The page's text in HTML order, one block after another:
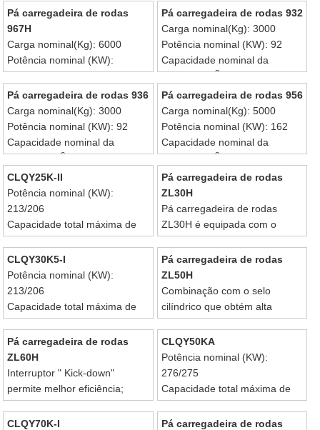
caçamba(m ): 1.45
Pá carregadeira de rodas
967H
Carga nominal(Kg): 6000
Potência nominal (KW):
174.5/179
Capacidade nominal da
caçamba(m ): 3.5
Pá carregadeira de rodas 932
Carga nominal(Kg): 3000
Potência nominal (KW): 92
Capacidade nominal da
caçamba(m3): 1.7
Pá carregadeira de rodas 936
Carga nominal(Kg): 3000
Potência nominal (KW): 92
Capacidade nominal da
caçamba(m3): 1.7
Pá carregadeira de rodas 956
Carga nominal(Kg): 5000
Potência nominal (KW): 162
Capacidade nominal da
caçamba(m3): 3.0
CLQY25K-II
Potência nominal (KW):
213/206
Capacidade total máxima de
elevação nominal (t): 25
Peso operacional(Kg): 29400
Pá carregadeira de rodas
ZL30H
Pá carregadeira de rodas
ZL30H é equipada com o
motor chinês Dongfeng-
Cummins.
CLQY30K5-I
Potência nominal (KW):
213/206
Capacidade total máxima de
elevação nominal (t): 30
Peso operacional(Kg): 32400
Pá carregadeira de rodas
ZL50H
Combinação com o selo
cilíndrico que obtém alta
perfomance do selo e maior
confiança.
Pá carregadeira de rodas
ZL60H
Interruptor " Kick-down"
permite melhor eficiência;
operação fácil.
CLQY50KA
Potência nominal (KW):
276/275
Capacidade total máxima de
elevação nominal (t): 50
Peso operacional(Kg): 42000
CLQY70K-I
Pá carregadeira de rodas